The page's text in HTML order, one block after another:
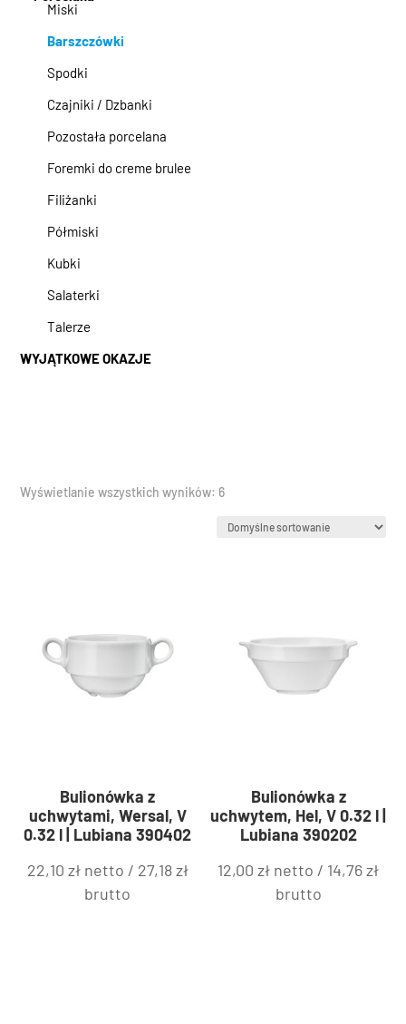
Miski
Barszczówki
Spodki
Czajniki / Dzbanki
Pozostała porcelana
Foremki do creme brulee
Filiżanki
Półmiski
Kubki
Salaterki
Talerze
WYJĄTKOWE OKAZJE
Wyświetlanie wszystkich wyników: 6
Bulionówka z
uchwytami, Wersal, V
0.32 l | Lubiana 390402
22,10 zł netto / 27,18zł
brutto
Bulionówka z
uchwytem, Hel, V 0.32 l |
Lubiana 390202
12,00zł netto / 14,76zł
brutto